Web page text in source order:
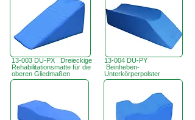
13-003 DU-PX Dreieckige
Rehabilitationsmatte für die
oberen Gliedmaßen
13-004 DU-PY
Beinheben-
Unterkörperpolster